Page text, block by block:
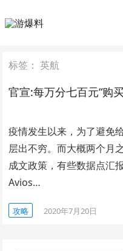
标签：英航
官宣:每万分七百元“购
疫情发生以来，为了避免
层出不穷。而大概两个月
成文政策，有些数据点汇
Avios…
攻略 2020年7月20日